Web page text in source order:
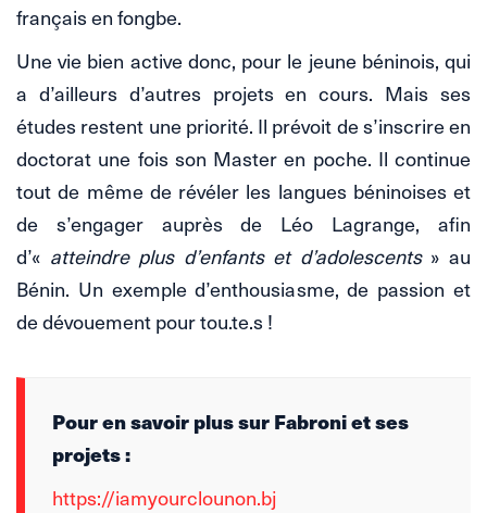
français en fongbe.
Une vie bien active donc, pour le jeune béninois, qui
a d’ailleurs d’autres projets en cours. Mais ses
études restent une priorité. Il prévoit de s’inscrire en
doctorat une fois son Master en poche. Il continue
tout de même de révéler les langues béninoises et
de s’engager auprès de Léo Lagrange, afin
d’« atteindre plus d’enfants et d’adolescents» au
Bénin. Un exemple d’enthousiasme, de passion et
de dévouement pour tou.te.s !
Pour en savoir plus sur Fabroni et ses
projets :
https://iamyourclounon.bj